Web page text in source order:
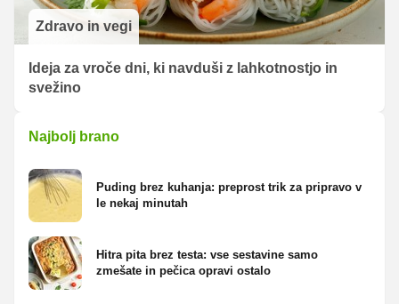
Zdravo in vegi
Ideja za vroče dni, ki navduši z lahkotnostjo in
svežino
Najbolj brano
Puding brez kuhanja: preprost trik za pripravo v
le nekaj minutah
Hitra pita brez testa: vse sestavine samo
zmešate in pečica opravi ostalo